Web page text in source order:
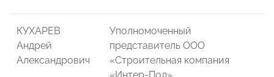
КУХАРЕВ
Андрей
Александрович
Уполномоченный
представитель ООО
«Строительная компания